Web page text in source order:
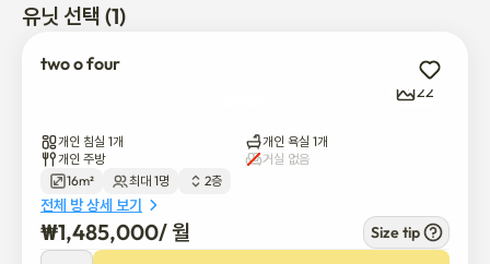
🎀 많은 손님들이 이곳에서 숙박을 연장하거나 갱신하기로 선택합
니다 🎀
🚊 사당역에서 도보로 7분 거리 (2호선 및 4호선)
✨ 신축, 가구 완비, 별도의 주방이 있어 위생 상태가 뛰어납니다
🛏️ 편안하고 아늑한 호텔 스타일의 침구
🧳 선반과 붙박이장이 있는 넉넉한 수납 공간
👨✈️ 3분 거리에 경찰서가 있고 정문이 확보된 안전한 위치
👍 조용하고 깨끗한 동네
👍 얼음/정수기 및 건조기 제공
유닛 선택 (1)
two o four
22
개인 침실 1개
개인 욕실 1개
개인 주방
거실 없음
16m²
최대 1명 2층
전체 방 상세 보기
₩1,485,000/ 월 Size tip